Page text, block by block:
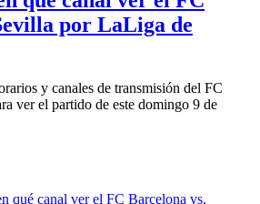
por LaLiga de
y canales de transmisión del FC
ver el partido de este domingo 9 de